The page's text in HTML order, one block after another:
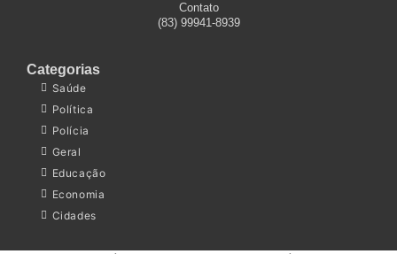
Contato
(83) 99941-8939
Categorias
Saúde
Política
Polícia
Geral
Educação
Economia
Cidades